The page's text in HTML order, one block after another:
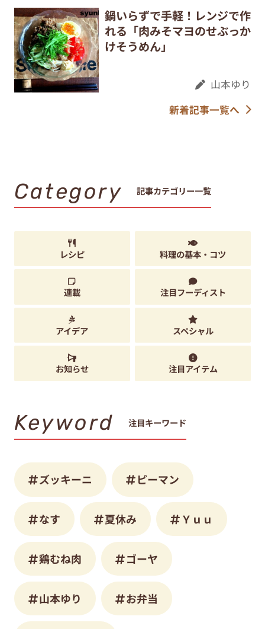
鍋いらずで手軽！レンジで作
れる「肉みそマヨのせぶっか
けそうめん」
山本ゆり
新着記事一覧へ
Category 記事カテゴリー一覧
レシピ 料理の基本・コツ
連載 注目フーディスト
アイデア スペシャル
お知らせ 注目アイテム
Keyword 注目キーワード
ズッキーニ ピーマン
なす 夏休み Ｙｕｕ
鶏むね肉 ゴーヤ
山本ゆり お弁当